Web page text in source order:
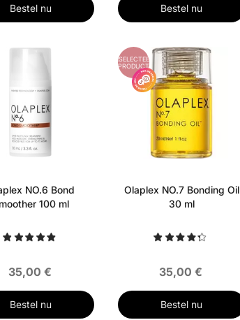
Bestel nu Bestel nu
NO.6 Bond
100 ml
35,00 €
Bestel nu
GESELECTEERD
PRODUCT
Olaplex NO.7 Bonding Oil
30 ml
35,00 €
Bestel nu